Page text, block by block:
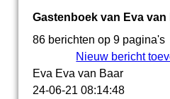
Gastenboek van Eva van
86 berichten op 9 pagina's
Nieuw bericht
Eva Eva van Baar
24-06-21 08:14:48